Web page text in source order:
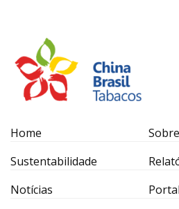
Home
Sustentabilidade
Notícias